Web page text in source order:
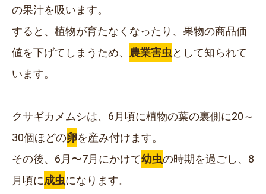
の果汁を吸います。
すると、植物が育たなくなったり、果物の商品価
値を下げてしまうため、 農業害虫として知られて
います。
クサギカメムシは、 6月頃に植物の葉の裏側に20～
30個ほどの卵を産み付けます。
その後、 6月〜7月 にかけて幼虫の時期を過ごし、 8
月頃に成虫になります。